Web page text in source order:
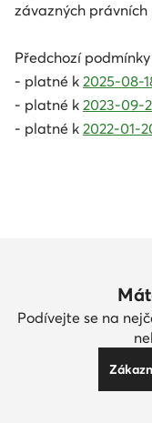
závazných právních
Předchozí
- platné k 2025-08-
- platné k 2023-09-
- platné k 2022-01-
Podívejte se na